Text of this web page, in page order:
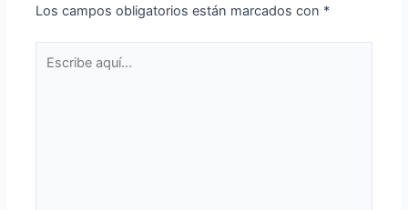
Los campos obligatorios están marcados con *